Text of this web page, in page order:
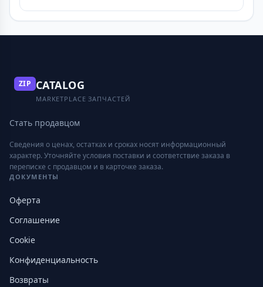
ZIP CATALOG
MARKETPLACE ЗАПЧАСТЕЙ
Стать продавцом
Сведения о ценах, остатках и сроках носят информационный
характер. Уточняйте условия поставки и соответствие заказа в
переписке с продавцом и в карточке заказа.
ДОКУМЕНТЫ
Оферта
Соглашение
Cookie
Конфиденциальность
Возвраты